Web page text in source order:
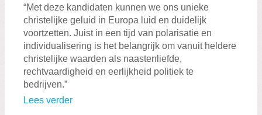
“Met deze kandidaten kunnen we ons unieke
christelijke geluid in Europa luid en duidelijk
voortzetten. Juist in een tijd van polarisatie en
individualisering is het belangrijk om vanuit heldere
christelijke waarden als naastenliefde,
rechtvaardigheid en eerlijkheid politiek te
bedrijven.”
Lees verder